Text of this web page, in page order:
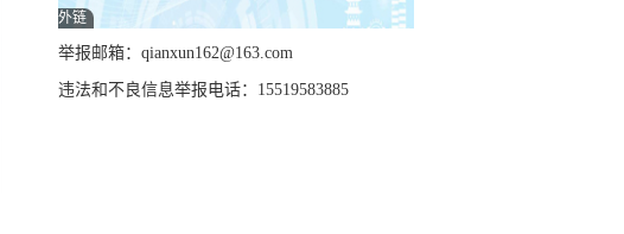
外链
举报邮箱：qianxun162@163.com
违法和不良信息举报电话：15519583885